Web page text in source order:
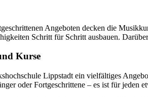
Angeboten decken die
Schritt für Schritt ausbauen.
Kurse
Lippstadt ein vielfältiges
oder Fortgeschrittene – es ist für jeden